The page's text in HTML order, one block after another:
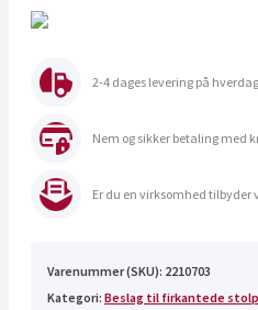
703
antal
2-4 dages levering på
Nem og sikker betaling med
Er du en virksomhed
Varenummer (SKU): 2210703
Kategori: Beslag til firkantede